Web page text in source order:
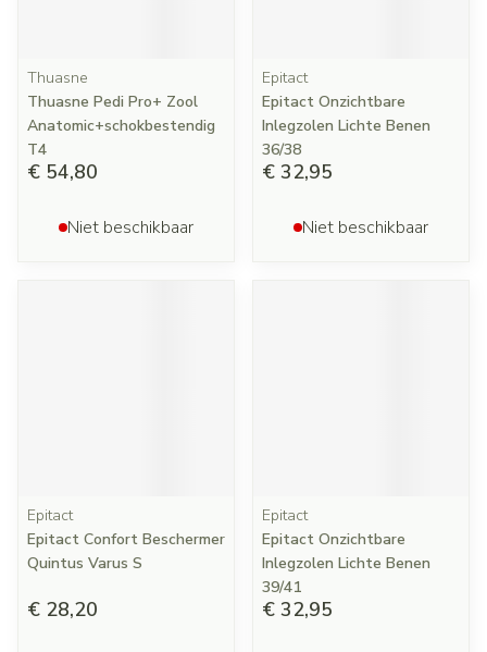
Thuasne
Thuasne Pedi Pro+ Zool
Anatomic+schokbestendig
T4
€ 54,80
Niet beschikbaar
Epitact
Epitact Onzichtbare
Inlegzolen Lichte Benen
36/38
€ 32,95
Niet beschikbaar
Epitact
Epitact Confort Beschermer
Quintus Varus S
€ 28,20
Epitact
Epitact Onzichtbare
Inlegzolen Lichte Benen
39/41
€ 32,95